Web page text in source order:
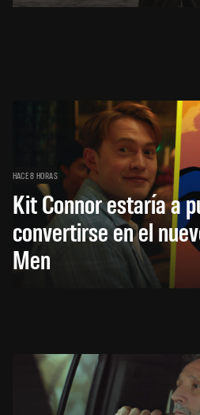
HACE 8 HORAS
Kit Connor estaría a
convertirse en el
Men